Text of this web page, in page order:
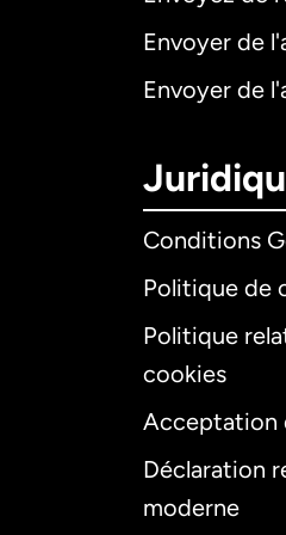
Envoyer de
Envoyer de
Conditions
Politique de
Politique
cookies
Acceptation
Déclaration
moderne